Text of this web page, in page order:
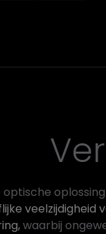
optische oplossing
veelzijdigheid
waarbij